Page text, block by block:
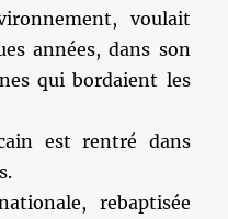
voulait
années, dans son
qui bordaient les
est rentré dans
rebaptisée